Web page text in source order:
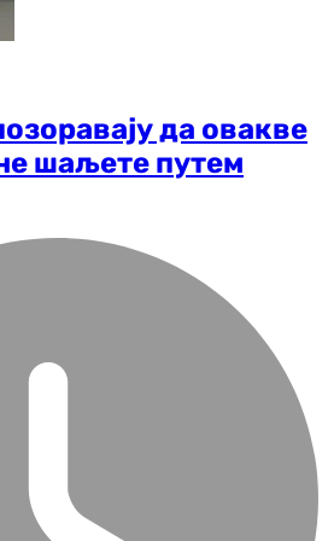
да овакве
шаљете путем